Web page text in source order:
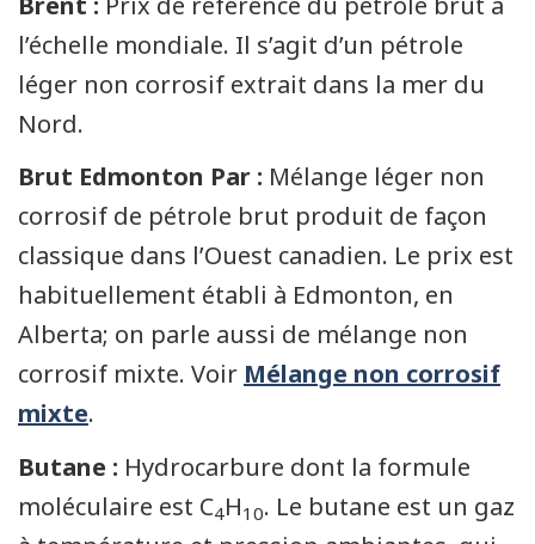
l’échelle mondiale. Il s’agit d’un pétrole
léger non corrosif extrait dans la mer du
Nord.
Brut Edmonton Par : Mélange léger non
corrosif de pétrole brut produit de façon
classique dans l’Ouest canadien. Le prix est
habituellement établi à Edmonton, en
Alberta; on parle aussi de mélange non
corrosif mixte. Voir Mélange non corrosif
mixte.
Butane : Hydrocarbure dont la formule
moléculaire est C4H10. Le butane est un gaz